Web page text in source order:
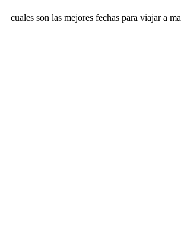
cuales son las mejores fechas para viajar a